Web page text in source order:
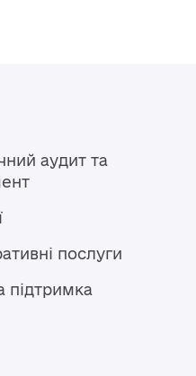
аудит та
послуги
підтримка